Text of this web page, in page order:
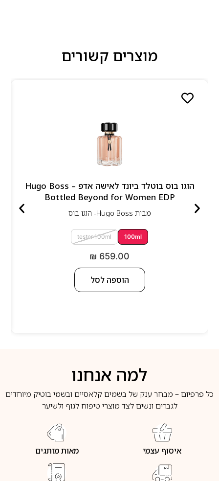
מוצרים קשורים
הוגו בוס בוטלד ביונד לאישה אדפ – Hugo Boss
Bottled Beyond for Women EDP
מבית Hugo Boss- הוגו בוס
100ml
tester 100ml
₪ 659.00
הוספה לסל
למה אנחנו
כל פרפיום – מבחר ענק של בשמים קלאסיים ובשמי בוטיק מיוחדים
לגברים ונשים לצד מוצרי טיפוח לגוף ולשיער
איסוף עצמי מאות מותגים